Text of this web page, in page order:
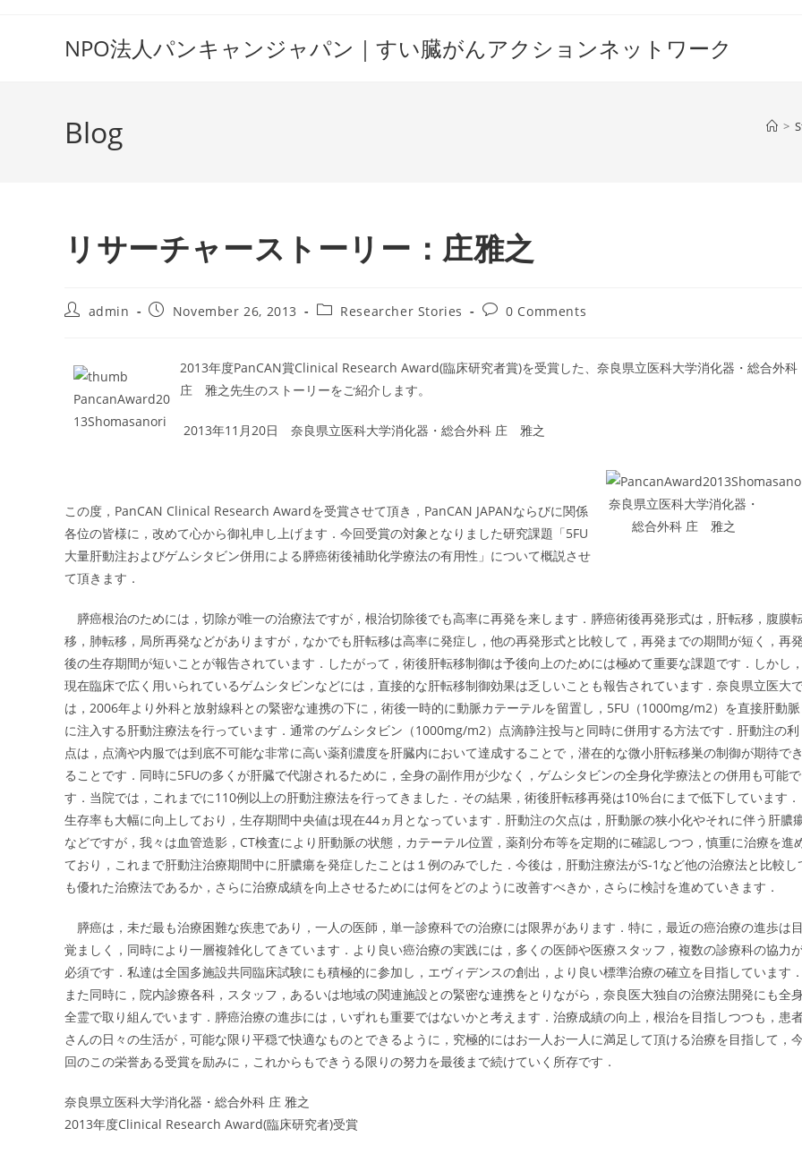
NPO法人パンキャンジャパン｜すい臓がんアクションネットワーク
Blog >
リサーチャーストーリー：庄雅之
Postadmin
PostNovember 26, 2013
PostResearcher Stories
Post0 Comments
2013年度PanCAN賞Clinical Research Award(臨床研究者賞)を受賞した、奈良県立医科大学消化器・総合外科
庄 雅之先生のストーリーをご紹介します。
2013年11月20日 奈良県立医科大学消化器・総合外科 庄 雅之
奈良県立医科大学消化器・
総合外科 庄 雅之
この度，PanCAN Clinical Research Awardを受賞させて頂き，PanCAN JAPANならびに関係
各位の皆様に，改めて心から御礼申し上げます．今回受賞の対象となりました研究課題「5FU
大量肝動注およびゲムシタビン併用による膵癌術後補助化学療法の有用性」について概説させ
て頂きます．
膵癌根治のためには，切除が唯一の治療法ですが，根治切除後でも高率に再発を来します．膵癌術後再発形式は，肝転移，腹膜
移，肺転移，局所再発などがありますが，なかでも肝転移は高率に発症し，他の再発形式と比較して，再発までの期間が短く，再
後の生存期間が短いことが報告されています．したがって，術後肝転移制御は予後向上のためには極めて重要な課題です．しかし
現在臨床で広く用いられているゲムシタビンなどには，直接的な肝転移制御効果は乏しいことも報告されています．奈良県立医大
は，2006年より外科と放射線科との緊密な連携の下に，術後一時的に動脈カテーテルを留置し，5FU（1000mg/m2）を直接肝動脈
に注入する肝動注療法を行っています．通常のゲムシタビン（1000mg/m2）点滴静注投与と同時に併用する方法です．肝動注の利
点は，点滴や内服では到底不可能な非常に高い薬剤濃度を肝臓内において達成することで，潜在的な微小肝転移巣の制御が期待で
ることです．同時に5FUの多くが肝臓で代謝されるために，全身の副作用が少なく，ゲムシタビンの全身化学療法との併用も可能で
す．当院では，これまでに110例以上の肝動注療法を行ってきました．その結果，術後肝転移再発は10%台にまで低下しています．
生存率も大幅に向上しており，生存期間中央値は現在44ヵ月となっています．肝動注の欠点は，肝動脈の狭小化やそれに伴う肝膿
などですが，我々は血管造影，CT検査により肝動脈の状態，カテーテル位置，薬剤分布等を定期的に確認しつつ，慎重に治療を進
ており，これまで肝動注治療期間中に肝膿瘍を発症したことは１例のみでした．今後は，肝動注療法がS-1など他の治療法と比較し
も優れた治療法であるか，さらに治療成績を向上させるためには何をどのように改善すべきか，さらに検討を進めていきます．
膵癌は，未だ最も治療困難な疾患であり，一人の医師，単一診療科での治療には限界があります．特に，最近の癌治療の進歩は
覚ましく，同時により一層複雑化してきています．より良い癌治療の実践には，多くの医師や医療スタッフ，複数の診療科の協力
必須です．私達は全国多施設共同臨床試験にも積極的に参加し，エヴィデンスの創出，より良い標準治療の確立を目指しています
また同時に，院内診療各科，スタッフ，あるいは地域の関連施設との緊密な連携をとりながら，奈良医大独自の治療法開発にも全
全霊で取り組んでいます．膵癌治療の進歩には，いずれも重要ではないかと考えます．治療成績の向上，根治を目指しつつも，患
さんの日々の生活が，可能な限り平穏で快適なものとできるように，究極的にはお一人お一人に満足して頂ける治療を目指して，
回のこの栄誉ある受賞を励みに，これからもできうる限りの努力を最後まで続けていく所存です．
奈良県立医科大学消化器・総合外科 庄 雅之
2013年度Clinical Research Award(臨床研究者)受賞